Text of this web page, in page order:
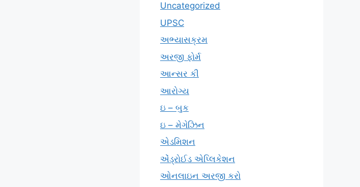
Uncategorized
UPSC
અભ્યાસક્રમ
અરજી ફોર્મ
આન્સર કી
આરોગ્ય
ઇ – બુક
ઇ – મેગેઝિન
એડમિશન
એંડ્રોઈડ એપ્લિકેશન
ઓનલાઇન અરજી કરો